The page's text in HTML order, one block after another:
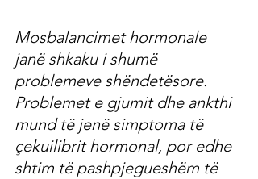
Mosbalancimet hormonale
janë shkaku i shumë
problemeve shëndetësore.
Problemet e gjumit dhe ankthi
mund të jenë simptoma të
çekuilibrit hormonal, por edhe
shtim të pashpjegueshëm të